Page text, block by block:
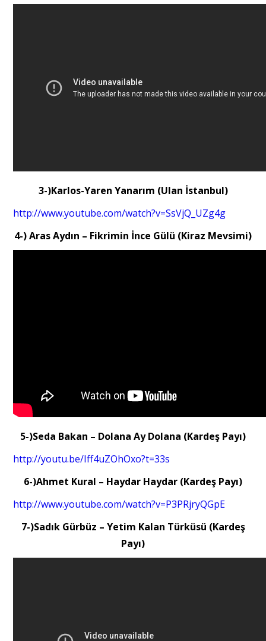
3-)Karlos-Yaren Yanarım (Ulan İstanbul)
http://www.youtube.com/watch?v=SsVjQ_UZg4g
4-) Aras Aydın – Fikrimin İnce Gülü (Kiraz Mevsimi)
5-)Seda Bakan – Dolana Ay Dolana (Kardeş Payı)
http://youtu.be/Iff4uZOhOxo?t=33s
6-)Ahmet Kural – Haydar Haydar (Kardeş Payı)
http://www.youtube.com/watch?v=P3PRjryQGpE
7-)Sadık Gürbüz – Yetim Kalan Türküsü (Kardeş
Payı)